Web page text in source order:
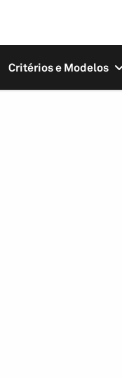
Critérios e Modelos